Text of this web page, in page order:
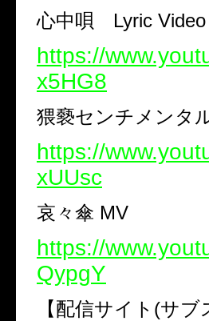
心中唄 Lyric Video
https://
x5HG8
猥褻センチメンタ
https://
xUUsc
哀々傘 MV
https://
QypgY
【配信サイト(サブ